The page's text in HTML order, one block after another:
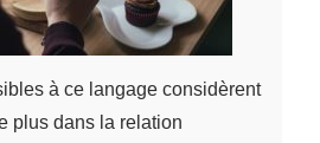
à ce langage considèrent
plus dans la relation